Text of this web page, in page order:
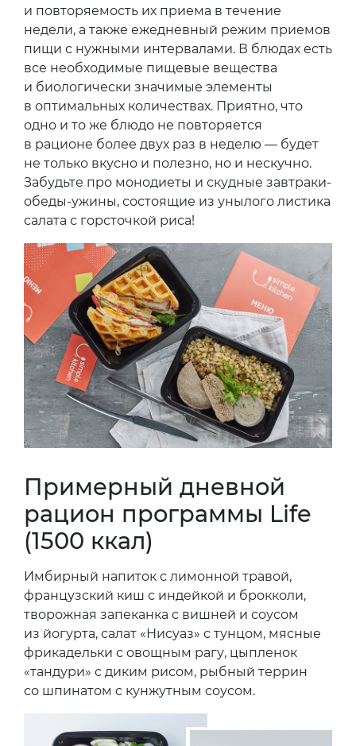
и повторяемость их приема в течение
недели, а также ежедневный режим приемов
пищи с нужными интервалами. В блюдах есть
все необходимые пищевые вещества
и биологически значимые элементы
в оптимальных количествах. Приятно, что
одно и то же блюдо не повторяется
в рационе более двух раз в неделю — будет
не только вкусно и полезно, но и нескучно.
Забудьте про монодиеты и скудные завтраки-
обеды-ужины, состоящие из унылого листика
салата с горсточкой риса!
Примерный дневной
рацион программы Life
(1500 ккал)
Имбирный напиток с лимонной травой,
французский киш с индейкой и брокколи,
творожная запеканка с вишней и соусом
из йогурта, салат «Нисуаз» с тунцом, мясные
фрикадельки с овощным рагу, цыпленок
«тандури» с диким рисом, рыбный террин
со шпинатом с кунжутным соусом.